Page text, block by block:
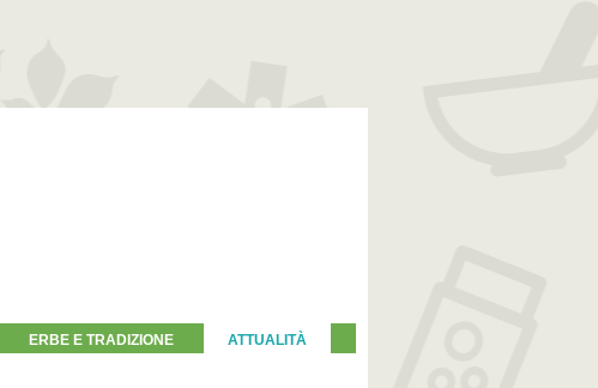
ERBE E TRADIZIONE ATTUALITÀ